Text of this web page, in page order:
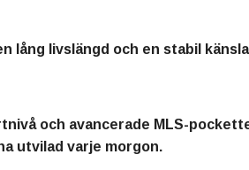
lång livslängd och en stabil
och avancerade MLS-
utvilad varje morgon.